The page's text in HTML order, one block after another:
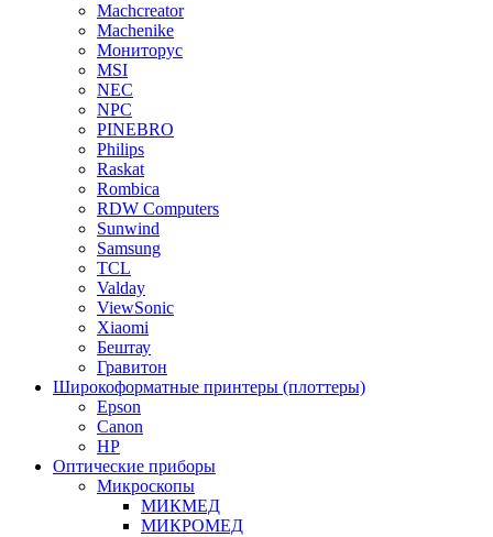
Machcreator
Machenike
Мониторус
MSI
NEC
NPC
PINEBRO
Philips
Raskat
Rombica
RDW Computers
Sunwind
Samsung
TCL
Valday
ViewSonic
Xiaomi
Бештау
Гравитон
Широкоформатные принтеры (плоттеры)
Epson
Canon
HP
Оптические приборы
Микроскопы
МИКМЕД
МИКРОМЕД